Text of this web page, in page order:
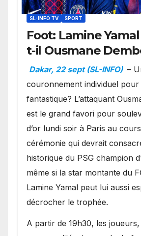
SL-INFO TV SPORT
Foot: Lamine
t-il Ousmane
Ballon d’or ?
Dakar, 22 sept (SL-INFO) –
couronnement individuel pour
fantastique? L’attaquant
est le grand favori pour
d’or lundi soir à Paris au cours
cérémonie qui devrait
historique du PSG champion
même si la star montante du
Lamine Yamal peut lui aussi
décrocher le trophée.
A partir de 19h30, les